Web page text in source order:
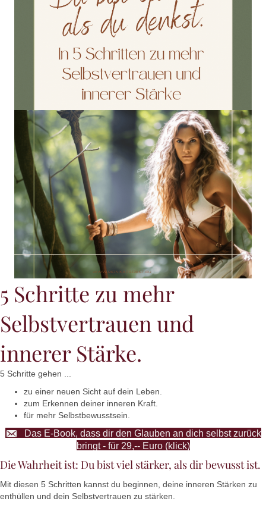
5 Schritte zu mehr
Selbstvertrauen und
innerer Stärke.
5 Schritte gehen ...
zu einer neuen Sicht auf dein Leben.
zum Erkennen deiner inneren Kraft.
für mehr Selbstbewusstsein.
Das E-Book, dass dir den Glauben an dich selbst zurück
bringt - für 29,-- Euro (klick)
Die Wahrheit ist: Du bist viel stärker, als dir bewusst ist.
Mit diesen 5 Schritten kannst du beginnen, deine inneren Stärken zu
enthüllen und dein Selbstvertrauen zu stärken.